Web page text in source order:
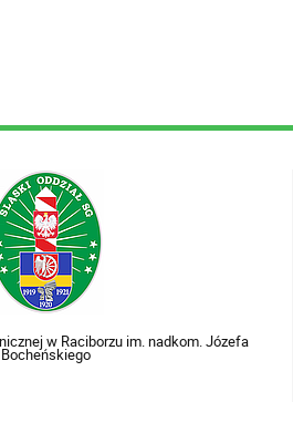
w Raciborzu im. nadkom. Józefa
Bocheńskiego